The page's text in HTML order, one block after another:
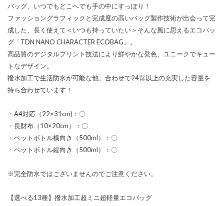
バッグ、いつでもどこへでも手の中にすっぽり！
ファッショングラフィックと完成度の高いバッグ製作技術が出会って完
成した、長く使えて＜いつも持っていたい＞そんな風に思えるエコバッ
グ「TDN NANO CHARACTER ECOBAG」。
高品質のデジタルプリント技法により鮮やかな発色、ユニークでキュー
トなデザイン。
撥水加工で生活防水が可能な他、合わせて24㍑以上の充実した容量を
持ち合わせています！
・A4対応（22×31cm)：〇
・長財布（10×20cm）：〇
・ペットボトル横向き（500ml）：〇
・ペットボトル縦向き（500ml）：〇
※完全防水ではございませんのでご注意ください。
【選べる13種】撥水加工超ミニ超軽量エコバッグ